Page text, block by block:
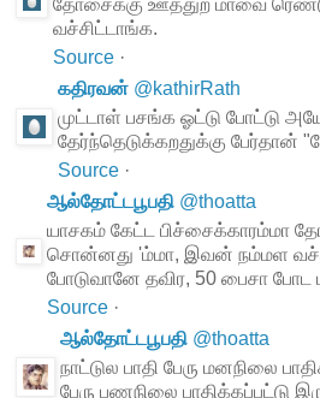
வச்சிட்டாங்க.
Source ·
கதிரவன் @kathirRath
முட்டாள் பசங்க ஓட்டு போட்டு
தேர்ந்தெடுக்கறதுக்கு பேர்தான்
Source ·
ஆல்தோட்டபூபதி @thoatta
யாசகம் கேட்ட பிச்சைக்காரம்மா
சொன்னது 'ம்மா, இவன் நம்மள வச்சு
போடுவானே தவிர, 50 பைசா
Source ·
ஆல்தோட்டபூபதி @thoatta
நாட்டுல பாதி பேரு மனநிலை
பேரு பணநிலை பாதிக்கப்பட்டு